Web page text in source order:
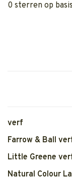
0 sterren op
verf
Farrow & Ball
Little Greene
Natural Colour